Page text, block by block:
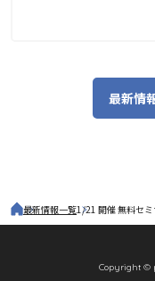
最新情
最新情報一覧1/21 開催 無料セ
Copyright ©